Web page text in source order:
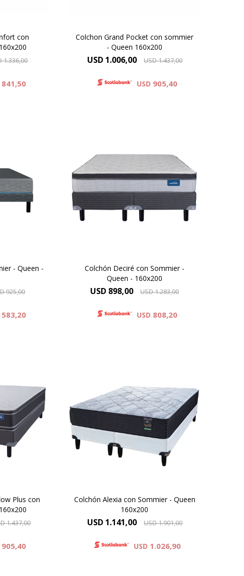
con
1.336,00
841,50
Colchon Grand Pocket con sommier
- Queen 160x200
USD 1.006,00 USD1.437,00
USD 905,40
necesitas
de una
todo de
Firm y
- Queen -
925,00
583,20
sistema de Resortes Pocket
independientes con espumas de
calidad premium para ofrecer un
descanso confortable, estable y
con un excelente nivel de
adaptación. Su diseño está
pensado para brindar un soporte
Colchón Deciré con Sommier -
Queen - 160x200
USD 898,00 USD1.283,00
USD 808,20
personas
física
Plus con
1.437,00
905,40
Compactado de espumas de alta
densidad – Capa de espuma cinco
zonas de activación – Comfort
Grid – Manta de fieltro – Resortes
LFK – Hard Foam®. Altura de
colchón 24 cm y 61 cm la suma
del colchón y el sommier.
Colchón Alexia con Sommier - Queen
160x200
USD 1.141,00 USD1.901,00
USD 1.026,90